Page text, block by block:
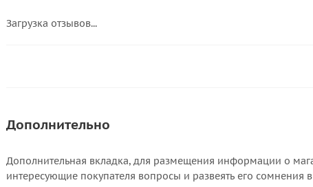
Загрузка отзывов...
Дополнительно
Дополнительная вкладка, для размещения информации о
интересующие покупателя вопросы и развеять его сомнения